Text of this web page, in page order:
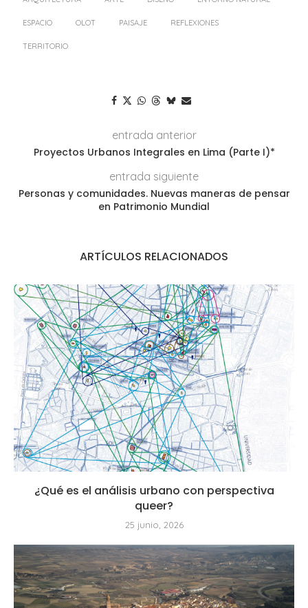
ESPACIO OLOT PAISAJE REFLEXIONES
TERRITORIO
entrada anterior
Proyectos Urbanos Integrales en Lima (Parte I)*
entrada siguiente
Personas y comunidades. Nuevas maneras de pensar
en Patrimonio Mundial
ARTÍCULOS RELACIONADOS
¿Qué es el análisis urbano con perspectiva
queer?
25 junio, 2026